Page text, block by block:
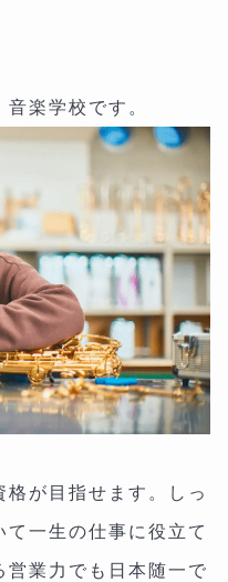
楽学校です。
が目指せます。しっ
一生の仕事に役立て
営業力でも日本随一で